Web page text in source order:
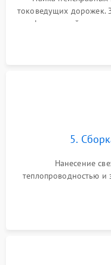
токоведущих дорожек.
инфракрасной
BIOS или
5.
Нанесение
теплопроводностью и
шлейфов, модулей